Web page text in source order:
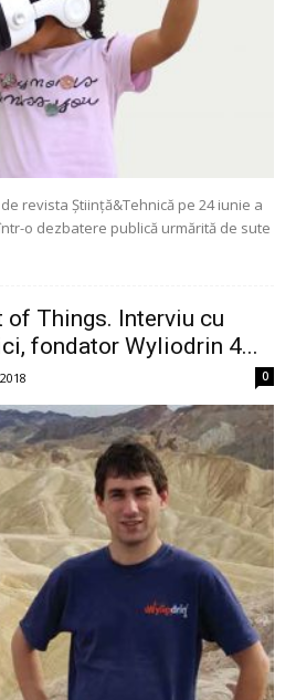
revista Știință&Tehnică pe 24 iunie a
o dezbatere publică urmărită de sute
of Things. Interviu cu
fondator Wyliodrin 4...
0